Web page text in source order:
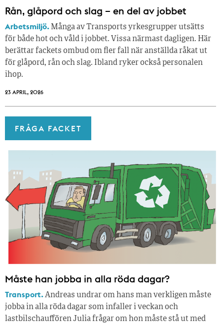
Rån, glåpord och slag – en del av jobbet
Arbetsmiljö. Många av Transports yrkesgrupper utsätts
för både hot och våld i jobbet. Vissa närmast dagligen. Här
berättar fackets ombud om fler fall när anställda råkat ut
för glåpord, rån och slag. Ibland ryker också personalen
ihop.
23 APRIL, 2026
FRÅGA FACKET
Måste han jobba in alla röda dagar?
Transport.Andreas undrar om hans man verkligen måste
jobba in alla röda dagar som infaller i veckan och
lastbilschauffören Julia frågar om hon måste stå ut med